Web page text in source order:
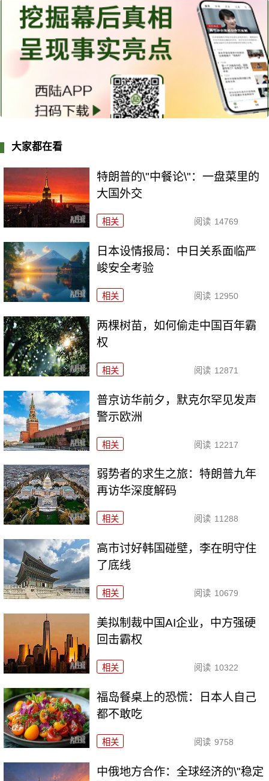
大家都在看
特朗普的\"中餐论\"：一盘菜里的
大国外交
相关 阅读 14769
日本设情报局：中日关系面临严
峻安全考验
相关 阅读 12950
两棵树苗，如何偷走中国百年霸
权
相关 阅读 12871
普京访华前夕，默克尔罕见发声
警示欧洲
相关 阅读 12217
弱势者的求生之旅：特朗普九年
再访华深度解码
相关 阅读 11288
高市讨好韩国碰壁，李在明守住
了底线
相关 阅读 10679
美拟制裁中国AI企业，中方强硬
回击霸权
相关 阅读 10322
福岛餐桌上的恐慌：日本人自己
都不敢吃
相关 阅读 9758
中俄地方合作：全球经济的\"稳定